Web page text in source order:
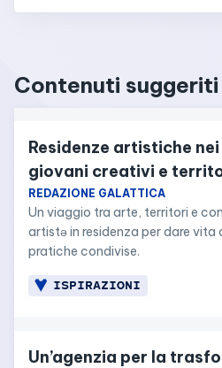
Contenuti suggeriti
Residenze artistiche
giovani creativi e
REDAZIONE GALATTICA
Un viaggio tra arte, territori e
artistə in residenza per dare vita
pratiche condivise.
ISPIRAZIONI
Un’agenzia per la